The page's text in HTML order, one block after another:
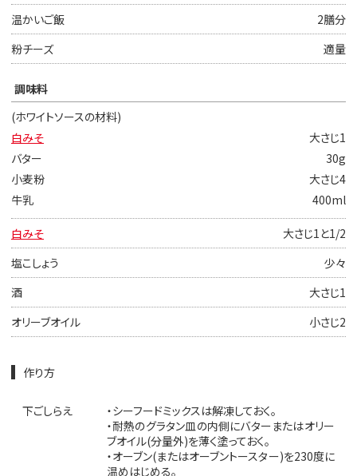
温かいご飯
2膳分
粉チーズ
適量
調味料
(ホワイトソースの材料)
白みそ
大さじ1
バター
30g
小麦粉
大さじ4
牛乳
400ml
白みそ
大さじ1と1/2
塩こしょう
少々
酒
大さじ1
オリーブオイル
小さじ2
作り方
下ごしらえ
・シーフードミックスは解凍しておく。
・耐熱のグラタン皿の内側にバターまたはオリー
ブオイル(分量外)を薄く塗っておく。
・オーブン(またはオーブントースター)を230度に
温めはじめる。